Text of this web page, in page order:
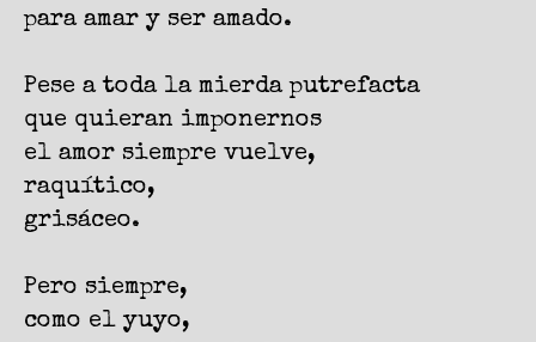
para amar y ser amado.
Pese a toda la mierda putrefacta
que quieran imponernos
el amor siempre vuelve,
raquítico,
grisáceo.
Pero siempre,
como el yuyo,